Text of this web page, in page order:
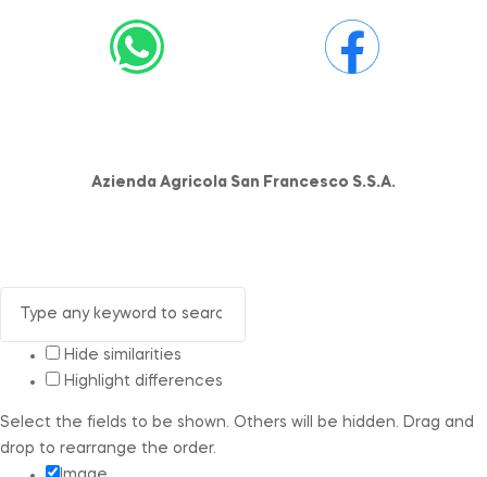
Azienda Agricola San Francesco S.S.A.
Hide similarities
Highlight differences
Select the fields to be shown. Others will be hidden. Drag and
drop to rearrange the order.